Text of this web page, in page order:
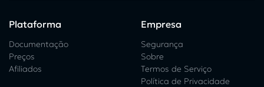
Plataforma
Documentação
Preços
Afiliados
Empresa
Segurança
Sobre
Termos de Serviço
Política de Privacidade